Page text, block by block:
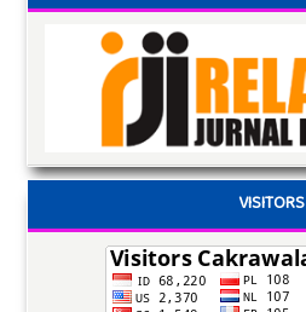
VISITORS